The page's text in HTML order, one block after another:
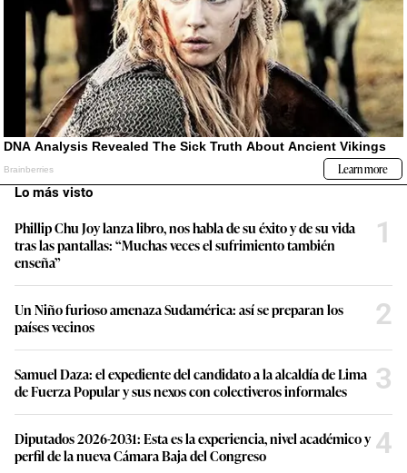
Lo más visto
Phillip Chu Joy lanza libro, nos habla de su éxito y de su vida
tras las pantallas: “Muchas veces el sufrimiento también
enseña”
1
Un Niño furioso amenaza Sudamérica: así se preparan los
países vecinos
2
Samuel Daza: el expediente del candidato a la alcaldía de Lima
de Fuerza Popular y sus nexos con colectiveros informales
3
Diputados 2026-2031: Esta es la experiencia, nivel académico y
perfil de la nueva Cámara Baja del Congreso
4